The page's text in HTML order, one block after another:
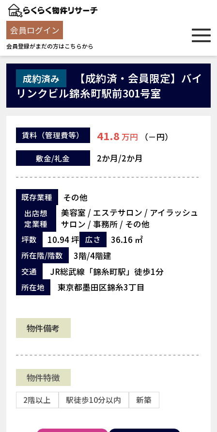
会員ログイン
会員登録がまだの方はこちらから
成約済み
【成約済・会員限定】バイ
リンクビル錦糸町駅前301号室
賃料 （管理費等） 41.8 万円 （－円）
敷金/礼金 2か月/2か月
既存業種 その他
出店想
定業種
美容室 / エステサロン / アイラッシュ
サロン / 事務所 / その他
坪数 10.94 坪 広さ 36.16 ㎡
所在階/階数 3階/4階建
交通 JR総武線「錦糸町駅」徒歩1分
所在地 東京都墨田区錦糸3丁目
物件備考
物件特徴
2階以上 駅徒歩10分以内 新築